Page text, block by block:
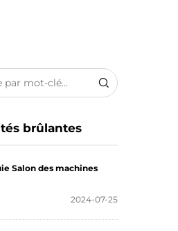
brûlantes
Salon des machines
2024-07-25